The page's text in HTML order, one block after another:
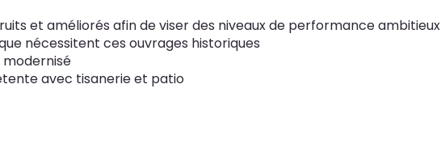
et améliorés afin de viser des niveaux de performance ambitieux
nécessitent ces ouvrages historiques
avec tisanerie et patio